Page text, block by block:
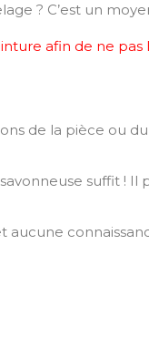
? C’est un
afin de ne pas
de la pièce ou
suffit ! Il
aucune